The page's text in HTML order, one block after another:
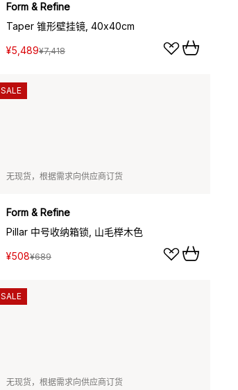
Form & Refine
Taper 锥形壁挂镜, 40x40cm
¥5,489¥7,418
无现货，根据需求向供应商订货
Form & Refine
Pillar 中号收纳箱锁, 山毛榉木色
¥508¥689
SALE
无现货，根据需求向供应商订货
SALE